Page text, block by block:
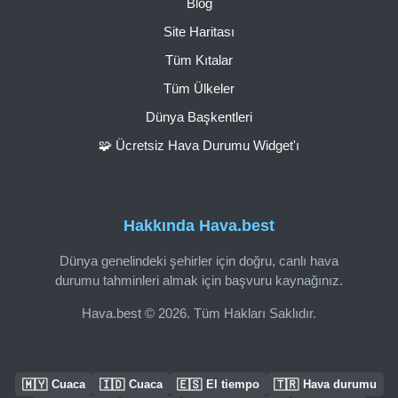
Hakkında Hava.best
Dünya genelindeki şehirler için doğru, canlı hava
durumu tahminleri almak için başvuru kaynağınız.
Hava.best © 2026. Tüm Hakları Saklıdır.
Site Haritası
Tüm Kıtalar
Tüm Ülkeler
Dünya Başkentleri
🧩 Ücretsiz Hava Durumu Widget'ı
🇲🇾 Cuaca 🇮🇩 Cuaca 🇪🇸 El tiempo 🇹🇷 Hava durumu